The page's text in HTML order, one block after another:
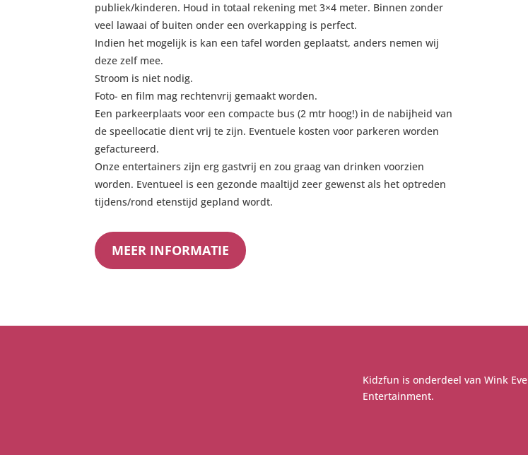
publiek/kinderen. Houd in totaal rekening met 3×4 meter. Binnen zonder
veel lawaai of buiten onder een overkapping is perfect.
Indien het mogelijk is kan een tafel worden geplaatst, anders nemen wij
deze zelf mee.
Stroom is niet nodig.
Foto- en film mag rechtenvrij gemaakt worden.
Een parkeerplaats voor een compacte bus (2 mtr hoog!) in de nabijheid van
de speellocatie dient vrij te zijn. Eventuele kosten voor parkeren worden
gefactureerd.
Onze entertainers zijn erg gastvrij en zou graag van drinken voorzien
worden. Eventueel is een gezonde maaltijd zeer gewenst als het optreden
tijdens/rond etenstijd gepland wordt.
MEER INFORMATIE
Kidzfun is onderdeel van Wink
Entertainment.